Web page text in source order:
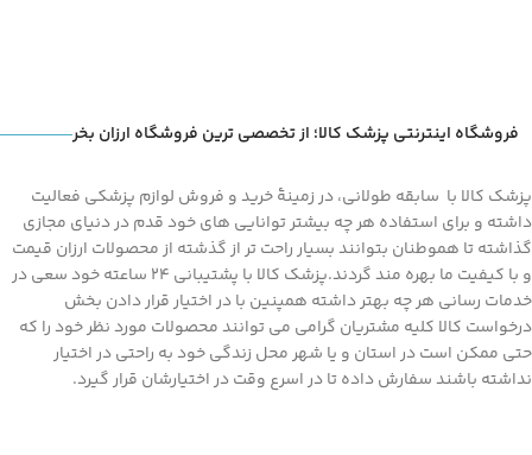
فروشگاه اینترنتی پزشک کالا؛ از تخصصی ترین فروشگاه ارزان بخر
پزشک کالا با سابقه طولانی، در زمینۀ خرید و فروش لوازم پزشکی فعالیت
داشته و برای استفاده هر چه بیشتر توانایی های خود قدم در دنیای مجازی
گذاشته تا هموطنان بتوانند بسیار راحت تر از گذشته از محصولات ارزان قیمت
و با کیفیت ما بهره مند گردند.پزشک کالا با پشتیبانی 24 ساعته خود سعی در
خدمات رسانی هر چه بهتر داشته همپنین با در اختیار قرار دادن بخش
درخواست کالا کلیه مشتریان گرامی می توانند محصولات مورد نظر خود را که
حتی ممکن است در استان و یا شهر محل زندگی خود به راحتی در اختیار
نداشته باشند سفارش داده تا در اسرع وقت در اختیارشان قرار گیرد.